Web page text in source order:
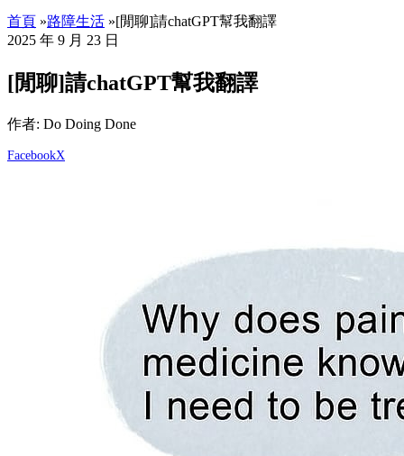
首頁 »路障生活 »[閒聊]請chatGPT幫我翻譯
2025 年 9 月 23 日
[閒聊]請chatGPT幫我翻譯
作者: Do Doing Done
FacebookX